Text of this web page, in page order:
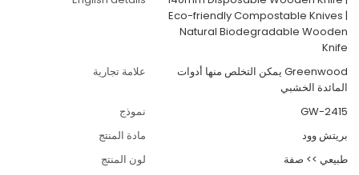
Eco-friendly Compostable Knives |
Natural Biodegradable Wooden
Knife
علامة تجارية
Greenwood يمكن التخلص منها أدوات
المائدة الخشبي
نموذج
GW-2415
مادة المنتج
بريتش وود
لون المنتج
طبيعي >> صفة